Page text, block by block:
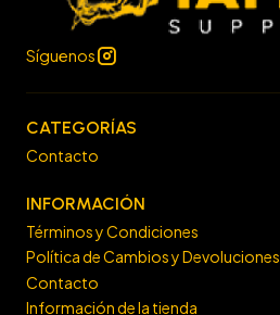
Síguenos
CATEGORÍAS
Contacto
INFORMACIÓN
Términos y Condiciones
Política de Cambios y Devoluciones
Contacto
Información de la tienda